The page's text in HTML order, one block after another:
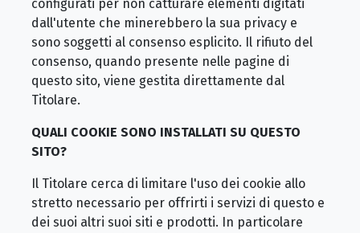
configurati per non catturare elementi digitati
dall'utente che minerebbero la sua privacy e
sono soggetti al consenso esplicito. Il rifiuto del
consenso, quando presente nelle pagine di
questo sito, viene gestita direttamente dal
Titolare.
QUALI COOKIE SONO INSTALLATI SU QUESTO
SITO?
Il Titolare cerca di limitare l'uso dei cookie allo
stretto necessario per offrirti i servizi di questo e
dei suoi altri suoi siti e prodotti. In particolare